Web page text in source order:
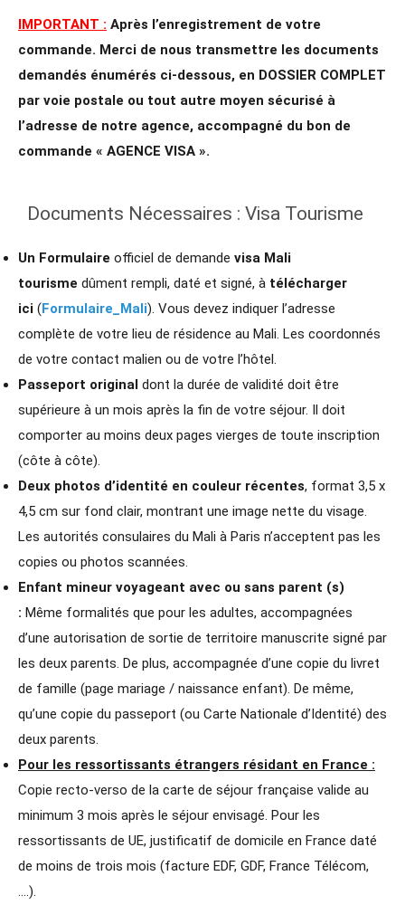
IMPORTANT : Après l’enregistrement de votre
commande. Merci de nous transmettre les documents
demandés énumérés ci-dessous, en DOSSIER COMPLET
par voie postale ou tout autre moyen sécurisé à
l’adresse de notre agence, accompagné du bon de
commande « AGENCE VISA ».
Documents Nécessaires : Visa Tourisme
Un Formulaire officiel de demande visa Mali
tourisme dûment rempli, daté et signé, à télécharger
ici (Formulaire_Mali). Vous devez indiquer l’adresse
complète de votre lieu de résidence au Mali. Les coordonnés
de votre contact malien ou de votre l’hôtel.
Passeport original dont la durée de validité doit être
supérieure à un mois après la fin de votre séjour. Il doit
comporter au moins deux pages vierges de toute inscription
(côte à côte).
Deux photos d’identité en couleur récentes, format 3,5 x
4,5 cm sur fond clair, montrant une image nette du visage.
Les autorités consulaires du Mali à Paris n’acceptent pas les
copies ou photos scannées.
Enfant mineur voyageant avec ou sans parent (s)
: Même formalités que pour les adultes, accompagnées
d’une autorisation de sortie de territoire manuscrite signé par
les deux parents. De plus, accompagnée d’une copie du livret
de famille (page mariage / naissance enfant). De même,
qu’une copie du passeport (ou Carte Nationale d’Identité) des
deux parents.
Pour les ressortissants étrangers résidant en France :
Copie recto-verso de la carte de séjour française valide au
minimum 3 mois après le séjour envisagé. Pour les
ressortissants de UE, justificatif de domicile en France daté
de moins de trois mois (facture EDF, GDF, France Télécom,
….).